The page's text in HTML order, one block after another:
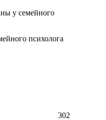
психолога
302